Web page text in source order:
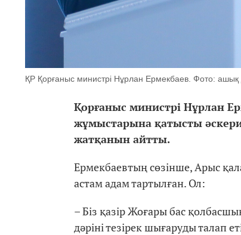
ҚР Қорғаныс министрі Нұрлан Ермекбаев. Фото: ашық
Қорғаныс министрі Нұрлан
жұмыстарына қатысты
жатқанын айтты.
Ермекбаевтың сөзінше, Арыс
астам адам тартылған. Ол:
– Біз қазір Жоғары бас
дәріні тезірек шығаруды талап